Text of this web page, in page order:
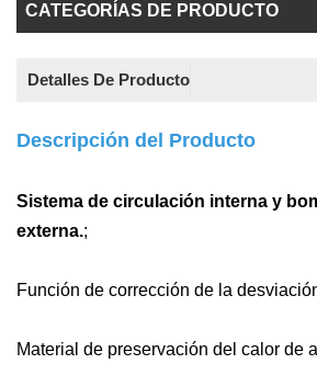
CATEGORÍAS DE PRODUCTO
Detalles De Producto
Descripción del Producto
Sistema de circulación interna y
externa.;
Función de corrección de la
Material de preservación del calor de